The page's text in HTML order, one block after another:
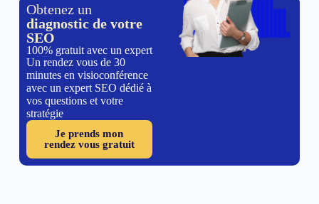
Obtenez un
diagnostic de votre
SEO
100% gratuit avec un expert
Un rendez vous de 30
minutes en visioconférence
avec un expert SEO dédié à
vos questions et votre
stratégie
Je prends mon
rendez vous gratuit